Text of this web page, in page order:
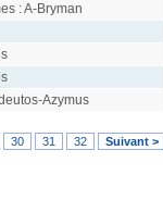
: A-Bryman
Azymus
30 31 32 Suivant >